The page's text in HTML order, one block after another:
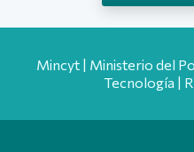
Mincyt | Ministerio del
Tecnología |